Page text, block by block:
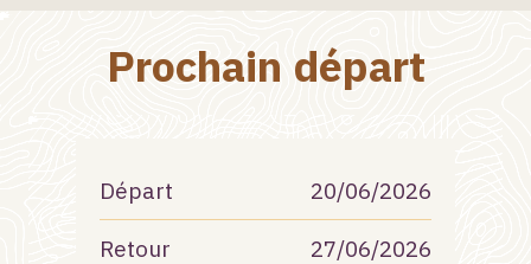
Prochain départ
Départ 20/06/2026
Retour 27/06/2026